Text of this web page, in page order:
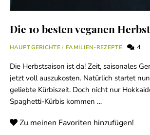
Die 10 besten veganen
HAUPTGERICHTE / FAMILIEN-REZEPTE 4
Die Herbstsaison ist da! Zeit, saisonales
jetzt voll auszukosten. Natürlich startet
geliebte Kürbiszeit. Doch nicht nur
Spaghetti-Kürbis kommen …
Zu meinen Favoriten hinzufügen!